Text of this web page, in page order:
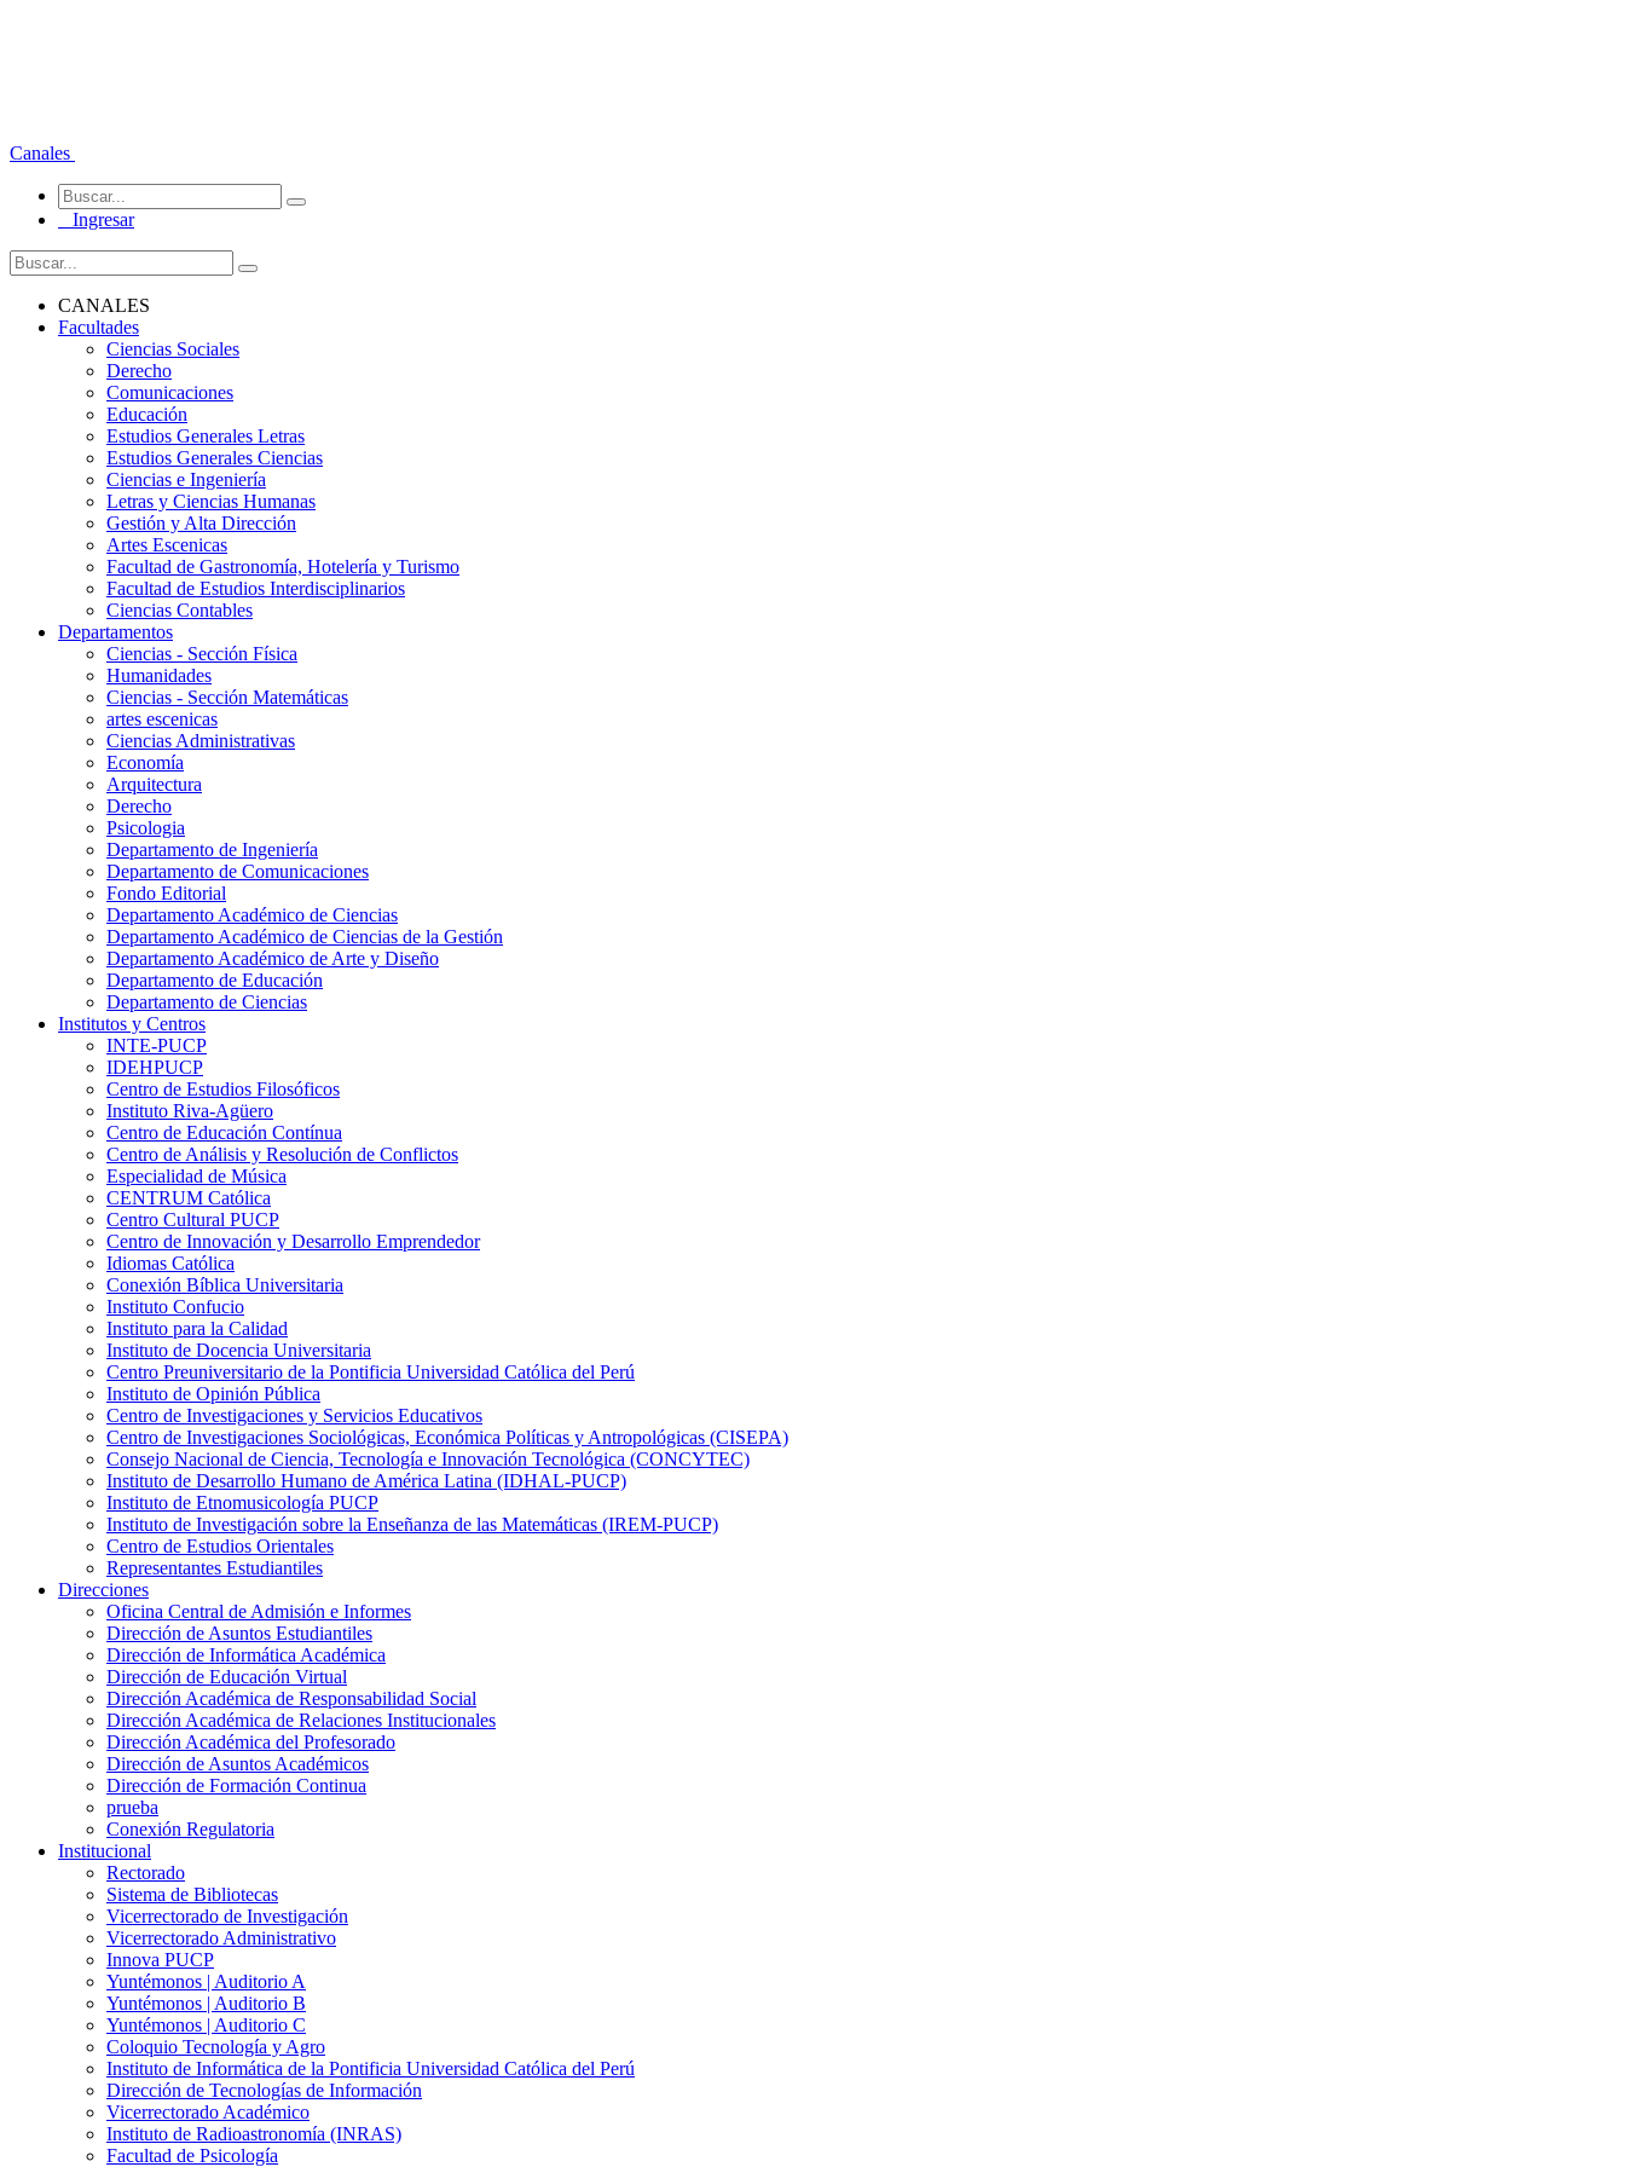
Canales
Ingresar
CANALES
Facultades
Ciencias Sociales
Derecho
Comunicaciones
Educación
Estudios Generales Letras
Estudios Generales Ciencias
Ciencias e Ingeniería
Letras y Ciencias Humanas
Gestión y Alta Dirección
Artes Escenicas
Facultad de Gastronomía, Hotelería y Turismo
Facultad de Estudios Interdisciplinarios
Ciencias Contables
Departamentos
Ciencias - Sección Física
Humanidades
Ciencias - Sección Matemáticas
artes escenicas
Ciencias Administrativas
Economía
Arquitectura
Derecho
Psicologia
Departamento de Ingeniería
Departamento de Comunicaciones
Fondo Editorial
Departamento Académico de Ciencias
Departamento Académico de Ciencias de la Gestión
Departamento Académico de Arte y Diseño
Departamento de Educación
Departamento de Ciencias
Institutos y Centros
INTE-PUCP
IDEHPUCP
Centro de Estudios Filosóficos
Instituto Riva-Agüero
Centro de Educación Contínua
Centro de Análisis y Resolución de Conflictos
Especialidad de Música
CENTRUM Católica
Centro Cultural PUCP
Centro de Innovación y Desarrollo Emprendedor
Idiomas Católica
Conexión Bíblica Universitaria
Instituto Confucio
Instituto para la Calidad
Instituto de Docencia Universitaria
Centro Preuniversitario de la Pontificia Universidad Católica del Perú
Instituto de Opinión Pública
Centro de Investigaciones y Servicios Educativos
Centro de Investigaciones Sociológicas, Económica Políticas y Antropológicas (CISEPA)
Consejo Nacional de Ciencia, Tecnología e Innovación Tecnológica (CONCYTEC)
Instituto de Desarrollo Humano de América Latina (IDHAL-PUCP)
Instituto de Etnomusicología PUCP
Instituto de Investigación sobre la Enseñanza de las Matemáticas (IREM-PUCP)
Centro de Estudios Orientales
Representantes Estudiantiles
Direcciones
Oficina Central de Admisión e Informes
Dirección de Asuntos Estudiantiles
Dirección de Informática Académica
Dirección de Educación Virtual
Dirección Académica de Responsabilidad Social
Dirección Académica de Relaciones Institucionales
Dirección Académica del Profesorado
Dirección de Asuntos Académicos
Dirección de Formación Continua
prueba
Conexión Regulatoria
Institucional
Rectorado
Sistema de Bibliotecas
Vicerrectorado de Investigación
Vicerrectorado Administrativo
Innova PUCP
Yuntémonos | Auditorio A
Yuntémonos | Auditorio B
Yuntémonos | Auditorio C
Coloquio Tecnología y Agro
Instituto de Informática de la Pontificia Universidad Católica del Perú
Dirección de Tecnologías de Información
Vicerrectorado Académico
Instituto de Radioastronomía (INRAS)
Facultad de Psicología